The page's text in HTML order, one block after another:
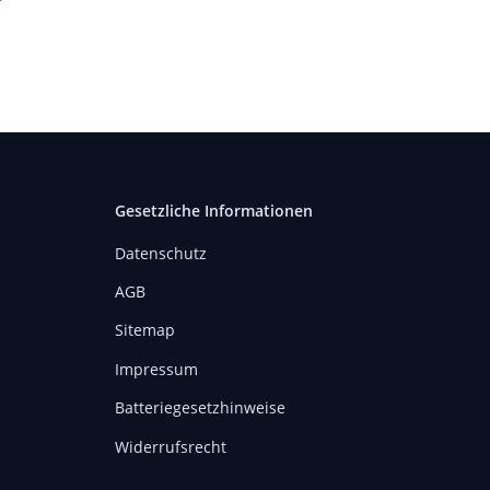
Gesetzliche Informationen
Datenschutz
AGB
Sitemap
Impressum
Batteriegesetzhinweise
Widerrufsrecht